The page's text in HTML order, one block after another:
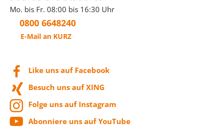
Mo. bis Fr. 08:00 bis 16:30 Uhr
0800 6648240
E-Mail an KURZ
Like uns auf Facebook
Besuch uns auf XING
Folge uns auf Instagram
Abonniere uns auf YouTube